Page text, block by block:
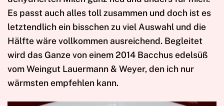
Es passt auch alles toll zusammen und doch ist es
letztendlich ein bisschen zu viel Auswahl und die
Hälfte wäre vollkommen ausreichend. Begleitet
wird das Ganze von einem 2014 Bacchus edelsüß
vom Weingut Lauermann & Weyer, den ich nur
wärmsten empfehlen kann.